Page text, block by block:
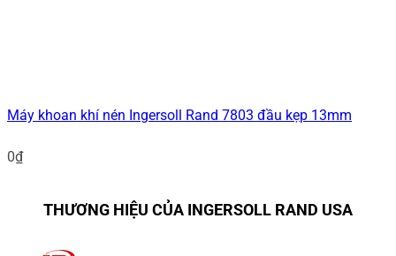
Máy khoan khí nén Ingersoll Rand 7803 đầu kẹp 13mm
0₫
THƯƠNG HIỆU CỦA INGERSOLL RAND USA